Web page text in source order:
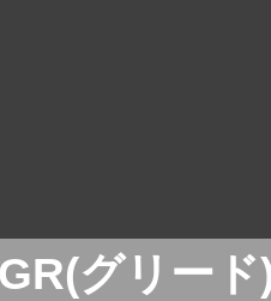
GR(グリー